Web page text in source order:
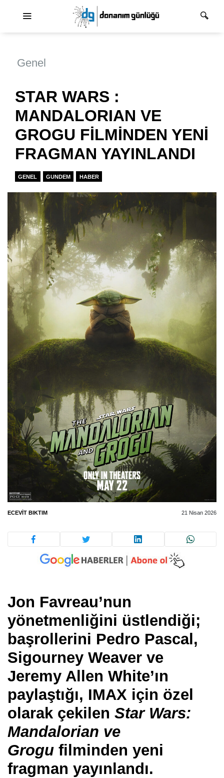
Genel
STAR WARS :
MANDALORIAN VE
GROGU FİLMİNDEN YENİ
FRAGMAN YAYINLANDI
GENEL GUNDEM HABER
ECEVIT BIKTIM 21 Nisan 2026
Jon Favreau’nun
yönetmenliğini üstlendiği;
başrollerini Pedro Pascal,
Sigourney Weaver ve
Jeremy Allen White’ın
paylaştığı, IMAX için özel
olarak çekilen Star Wars:
Mandalorian ve
Grogu filminden yeni
fragman yayınlandı.